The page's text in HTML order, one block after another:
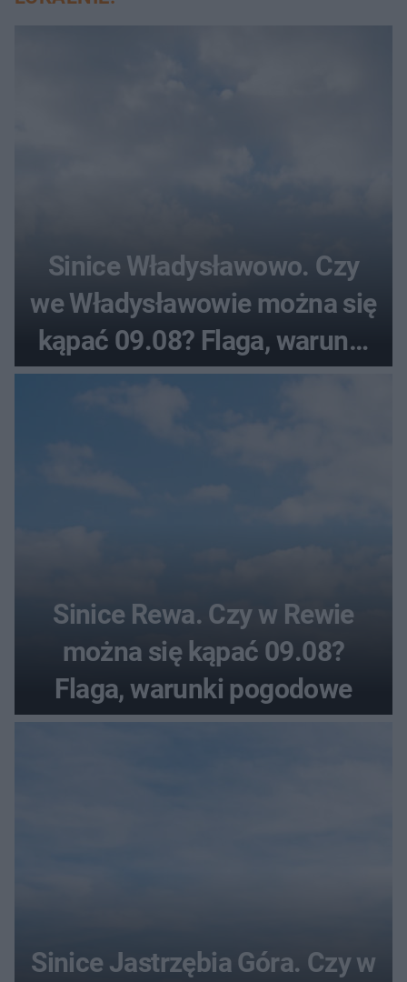
Sinice Władysławowo. Czy
we Władysławowie można się
kąpać 09.08? Flaga, warunki
pogodowe
Sinice Rewa. Czy w Rewie
można się kąpać 09.08?
Flaga, warunki pogodowe
Sinice Jastrzębia Góra. Czy w